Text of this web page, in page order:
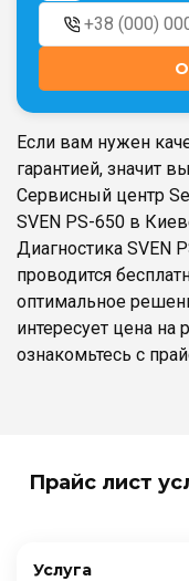
Оболонь
г. Киев, ТЦ LAKE PLAZA, ул.
полка «Азов», 12
Дарница
г. Киев, Комфорт Таун, ул.
Березнева, 16, корпус 3
Если вам нужен
гарантией, значит
Сервисный центр
SVEN PS-650 в
Диагностика SVEN
проводится
оптимальное
интересует цена на
ознакомьтесь с
Прайс лист
Услуга